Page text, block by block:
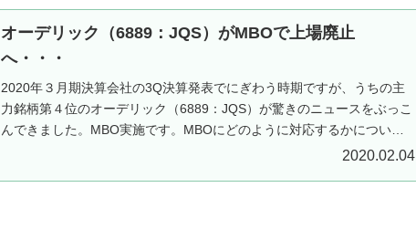
オーデリック（6889：JQS）がMBOで上場廃止
へ・・・
2020年３月期決算会社の3Q決算発表でにぎわう時期ですが、うちの主
力銘柄第４位のオーデリック（6889：JQS）が驚きのニュースをぶっこ
んできました。MBO実施です。MBOにどのように対応するかについて
2020.02.04